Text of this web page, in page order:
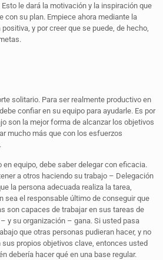
le dará la motivación y la inspiración que
con su plan. Empiece ahora mediante la
y por creer que se puede, de hecho,
solitario. Para ser realmente productivo en
confiar en su equipo para ayudarle. Es por
son la mejor forma de alcanzar los objetivos
mucho más que con los esfuerzos
en equipo, debe saber delegar con eficacia.
a otros haciendo su trabajo – Delegación
la persona adecuada realiza la tarea,
sea el responsable último de conseguir que
son capaces de trabajar en sus tareas de
y su organización – gana. Si usted pasa
que otras personas pudieran hacer, y no
sus propios objetivos clave, entonces usted
debería hacer qué en una base regular.